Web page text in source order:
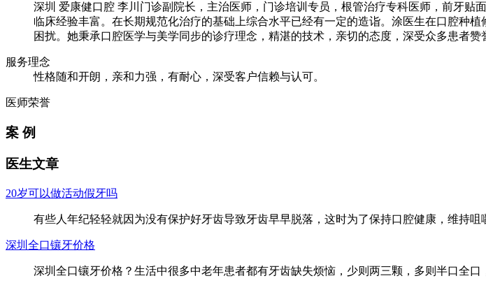
深圳 爱康健口腔 李川门诊副院长，主治医师，门诊培训专员，根管治疗专科医师，前牙贴
临床经验丰富。在长期规范化治疗的基础上综合水平已经有一定的造诣。涂医生在口腔种
困扰。她秉承口腔医学与美学同步的诊疗理念，精湛的技术，亲切的态度，深受众多患者赞
服务理念
性格随和开朗，亲和力强，有耐心，深受客户信赖与认可。
医师荣誉
案 例
医生文章
20岁可以做活动假牙吗
有些人年纪轻轻就因为没有保护好牙齿导致牙齿早早脱落，这时为了保持口腔健康，维持
深圳全口镶牙价格
深圳全口镶牙价格？生活中很多中老年患者都有牙齿缺失烦恼，少则两三颗，多则半口全